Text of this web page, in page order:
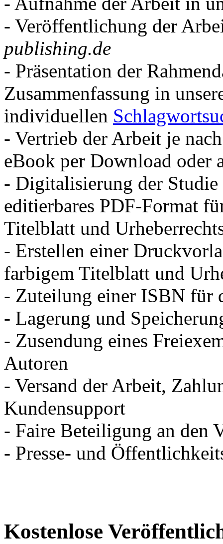
- Veröffentlichung der
publishing.de
- Präsentation der
Zusammenfassung in
individuellen
- Vertrieb der Arbeit je
eBook per Download oder
- Digitalisierung der
editierbares PDF-Format
Titelblatt und
- Erstellen einer
farbigem Titelblatt und
- Zuteilung einer ISBN für
- Lagerung und
- Zusendung eines
Autoren
- Versand der Arbeit,
Kundensupport
- Faire Beteiligung an den
- Presse- und
Kostenlose